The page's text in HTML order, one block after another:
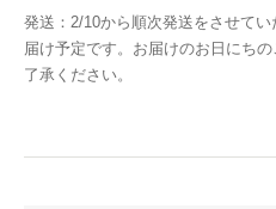
発送：2/10から順次発送をさせて
届け予定です。お届けのお日にち
了承ください。